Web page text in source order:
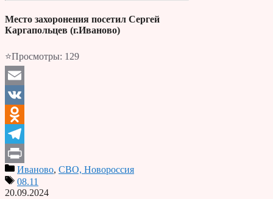
Место захоронения посетил Сергей
Каргапольцев (г.Иваново)
⭐Просмотры: 129
Email
VK
Odnoklassniki
Telegram
PrintИваново, СВО, Новороссия
08.11
20.09.2024